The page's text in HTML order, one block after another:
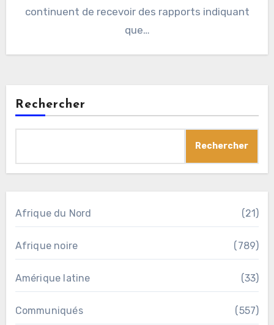
continuent de recevoir des rapports indiquant
que…
Rechercher
Rechercher
Afrique du Nord (21)
Afrique noire (789)
Amérique latine (33)
Communiqués (557)